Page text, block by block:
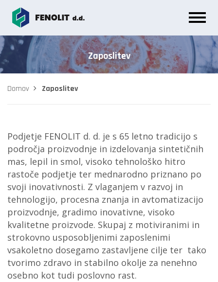
Zaposlitev
Domov Zaposlitev
Podjetje FENOLIT d. d. je s 65 letno tradicijo s
področja proizvodnje in izdelovanja sintetičnih
mas, lepil in smol, visoko tehnološko hitro
rastoče podjetje ter mednarodno priznano po
svoji inovativnosti. Z vlaganjem v razvoj in
tehnologijo, procesna znanja in avtomatizacijo
proizvodnje, gradimo inovativne, visoko
kvalitetne proizvode. Skupaj z motiviranimi in
strokovno usposobljenimi zaposlenimi
vsakoletno dosegamo zastavljene cilje ter tako
tvorimo zdravo in stabilno okolje za nenehno
osebno kot tudi poslovno rast.